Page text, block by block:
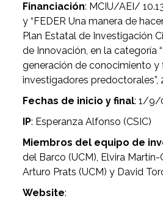
Financiación: MCIU/AEI/
y “FEDER Una manera de
Plan Estatal de Investigación
de Innovación, en la categoría
generación de conocimiento y
investigadores predoctorales”,
Fechas de inicio y final: 1/9/
IP: Esperanza Alfonso (CSIC)
Miembros del equipo de
del Barco (UCM), Elvira Martín-
Arturo Prats (UCM) y David
Website: